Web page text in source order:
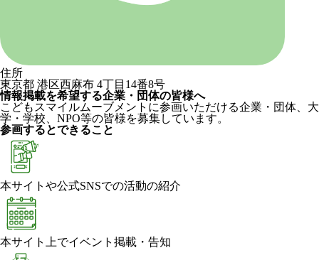
住所
東京都 港区西麻布 4丁目14番8号
情報掲載を希望する企業・団体の皆様へ
こどもスマイルムーブメントに参画いただける企業・団体、大
学・学校、NPO等の皆様を募集しています。
参画するとできること
本サイトや公式SNSでの活動の紹介
本サイト上でイベント掲載・告知